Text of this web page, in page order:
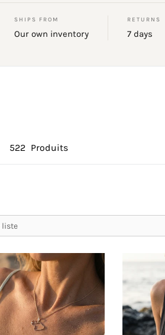
SHIPS FROM
Our own inventory
RETURNS
7 days
522 Produits